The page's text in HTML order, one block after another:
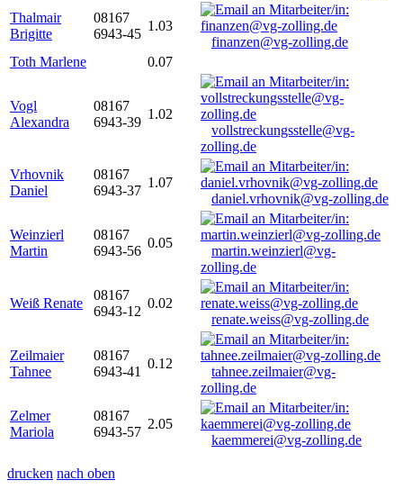
Thalmair
Brigitte
08167
6943-45
1.03
finanzen@vg-zolling.de
Toth Marlene
0.07
Vogl
Alexandra
08167
6943-39
1.02
vollstreckungsstelle@vg-
zolling.de
Vrhovnik
Daniel
08167
6943-37
1.07
daniel.vrhovnik@vg-zolling.de
Weinzierl
Martin
08167
6943-56
0.05
martin.weinzierl@vg-
zolling.de
Weiß Renate
08167
6943-12
0.02
renate.weiss@vg-zolling.de
Zeilmaier
Tahnee
08167
6943-41
0.12
tahnee.zeilmaier@vg-
zolling.de
Zelmer
Mariola
08167
6943-57
2.05
kaemmerei@vg-zolling.de
drucken nach oben